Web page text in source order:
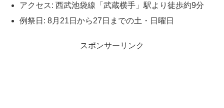
アクセス: 西武池袋線「武蔵横手」駅より徒歩約9分
例祭日: 8月21日から27日までの土・日曜日
スポンサーリンク